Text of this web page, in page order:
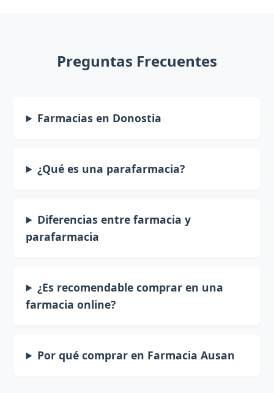
Preguntas Frecuentes
Farmacias en Donostia
¿Qué es una parafarmacia?
Diferencias entre farmacia y
parafarmacia
¿Es recomendable comprar en una
farmacia online?
Por qué comprar en Farmacia Ausan